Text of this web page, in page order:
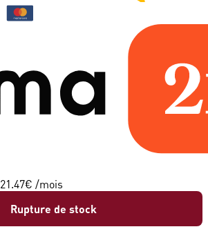
21.47€ /mois
Rupture de stock